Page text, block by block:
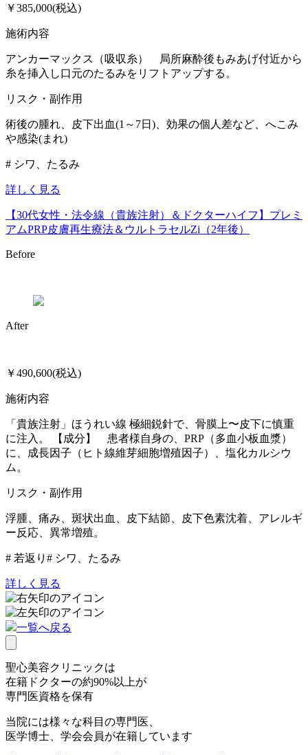
￥385,000(税込)
施術内容
アンカーマックス（吸収糸） 局所麻酔後もみあげ付近から
糸を挿入し口元のたるみをリフトアップする。
リスク・副作用
術後の腫れ、皮下出血(1～7日)、効果の個人差など、へこみ
や感染(まれ)
# シワ、たるみ
詳しく見る
【30代女性・法令線（貴族注射）＆ドクターハイフ】プレミ
アムPRP皮膚再生療法＆ウルトラセルZi（2年後）
Before
After
￥490,600(税込)
施術内容
「貴族注射」ほうれい線 極細鋭針で、骨膜上〜皮下に慎重
に注入。 【成分】 患者様自身の、PRP（多血小板血漿）
に、成長因子（ヒト線維芽細胞増殖因子）、塩化カルシウ
ム。
リスク・副作用
浮腫、痛み、斑状出血、皮下結節、皮下色素沈着、アレルギ
ー反応、異常増殖。
# 若返り # シワ、たるみ
詳しく見る
一覧へ戻る
聖心美容クリニックは
在籍ドクターの約90%以上が
専門医資格を保有
当院には様々な科目の専門医、
医学博士、学会会員が在籍しています